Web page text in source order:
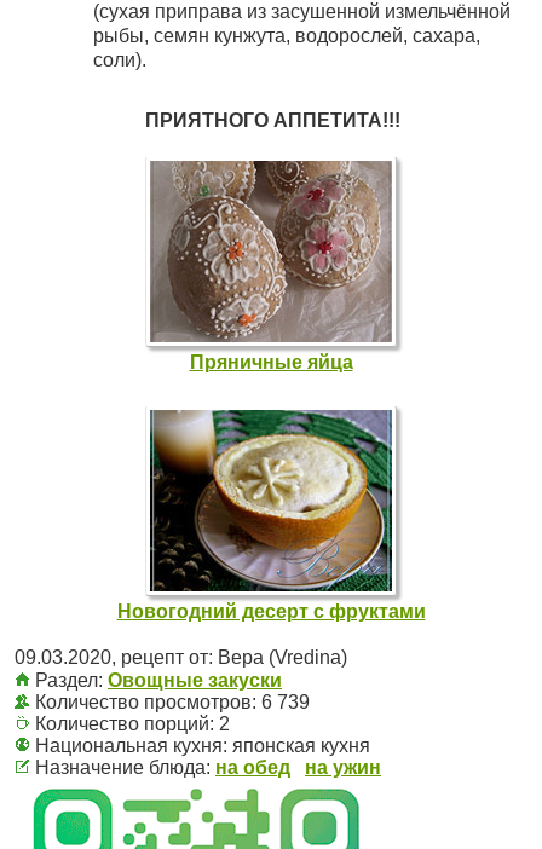
(сухая приправа из засушенной измельчённой
рыбы, семян кунжута, водорослей, сахара,
соли).
ПРИЯТНОГО АППЕТИТА!!!
Пряничные яйца
Новогодний десерт с фруктами
09.03.2020, рецепт от: Вера (Vredina)
Раздел: Овощные закуски
Количество просмотров: 6 739
Количество порций: 2
Национальная кухня: японская кухня
Назначение блюда: на обед на ужин